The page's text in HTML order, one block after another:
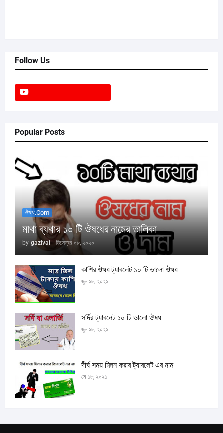
Follow Us
Popular Posts
ঔষধ.com
মাথা ব্যথার ১০ টি ঔষধের নামের তালিকা
by gazivai - ডিসেম্বর ০৮, ২০২০
কাশির ঔষধ ট্যাবলেট ১০ টি ভালো ঔষধ
জুন ১৮, ২০২১
সর্দির ট্যাবলেট ১০ টি ভালো ঔষধ
জুন ১৮, ২০২১
দীর্ঘ সময় মিলন করার ট্যাবলেট এর নাম
মে ১৮, ২০২১